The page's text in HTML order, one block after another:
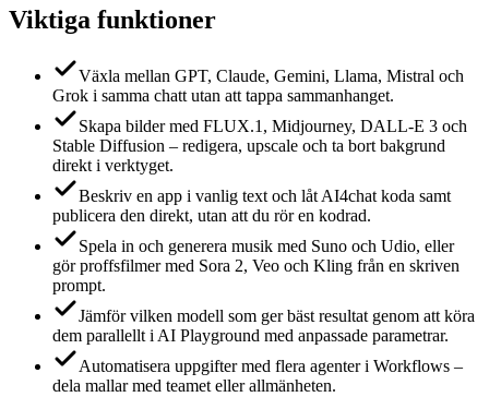
Viktiga funktioner
Växla mellan GPT, Claude, Gemini, Llama, Mistral och
Grok i samma chatt utan att tappa sammanhanget.
Skapa bilder med FLUX.1, Midjourney, DALL-E 3 och
Stable Diffusion – redigera, upscale och ta bort bakgrund
direkt i verktyget.
Beskriv en app i vanlig text och låt AI4chat koda samt
publicera den direkt, utan att du rör en kodrad.
Spela in och generera musik med Suno och Udio, eller
gör proffsfilmer med Sora 2, Veo och Kling från en skriven
prompt.
Jämför vilken modell som ger bäst resultat genom att köra
dem parallellt i AI Playground med anpassade parametrar.
Automatisera uppgifter med flera agenter i Workflows –
dela mallar med teamet eller allmänheten.